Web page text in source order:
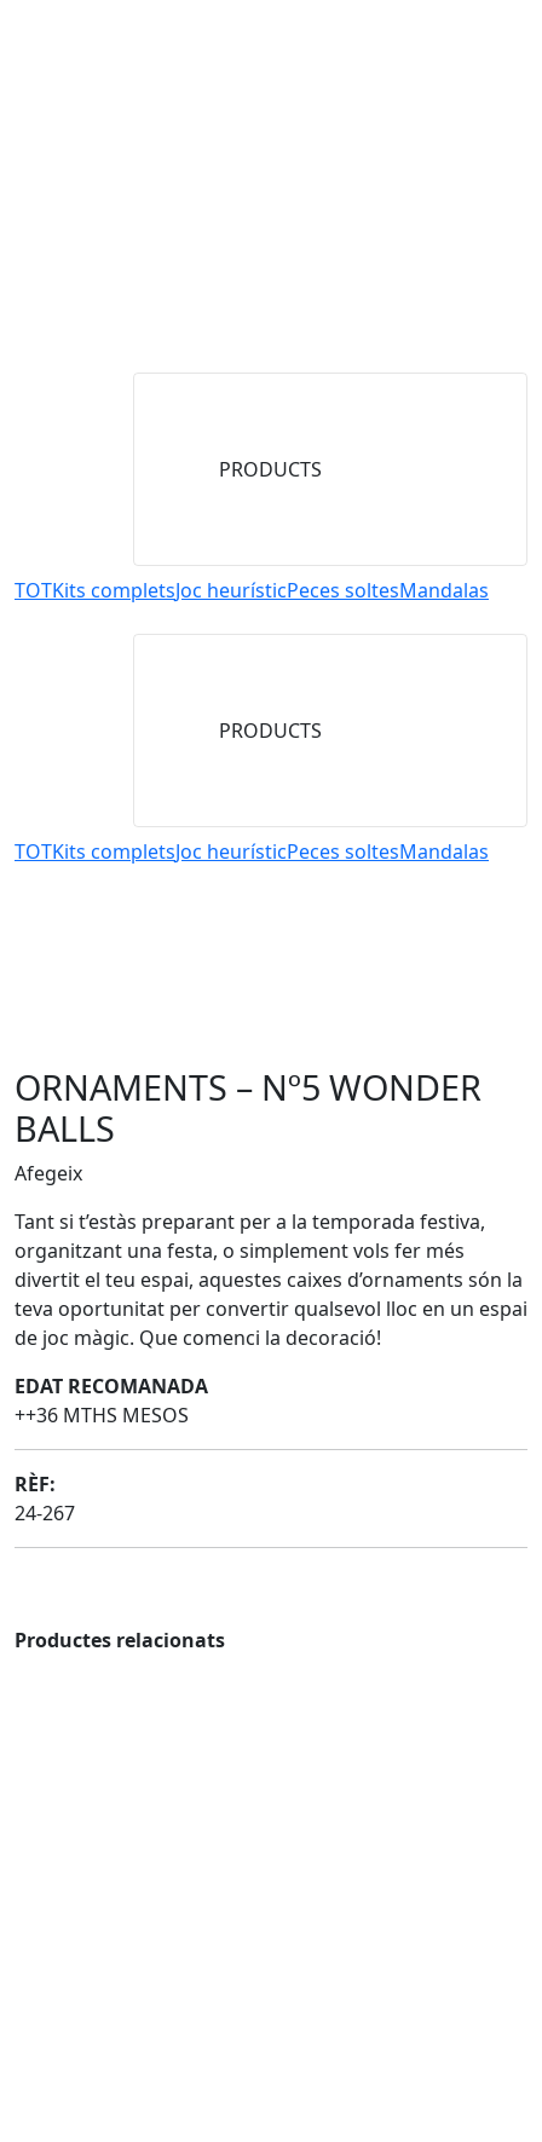
PRODUCTS
TOTKits completsJoc heurísticPeces soltesMandalas
PRODUCTS
TOTKits completsJoc heurísticPeces soltesMandalas
ORNAMENTS – Nº5 WONDER
BALLS
Afegeix
Tant si t’estàs preparant per a la temporada festiva,
organitzant una festa, o simplement vols fer més
divertit el teu espai, aquestes caixes d’ornaments són la
teva oportunitat per convertir qualsevol lloc en un espai
de joc màgic. Que comenci la decoració!
EDAT RECOMANADA
++36 MTHS MESOS
RÈF:
24-267
Productes relacionats